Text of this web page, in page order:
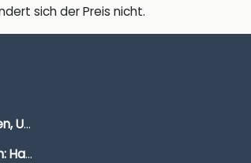
sich der Preis nicht.
Autoshampoo: Kriterien, Unterschiede & Anwendung
Immunsystem stärken: Hausmittel, Vitamine & Wissenswertes